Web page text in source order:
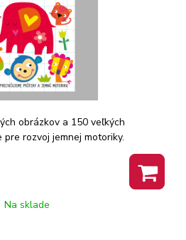
obrázkov a 150 veľkých
rozvoj jemnej motoriky.
Na sklade